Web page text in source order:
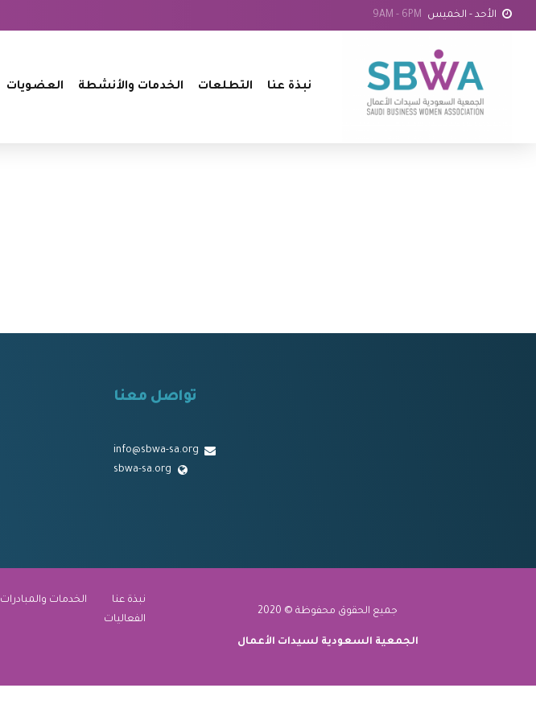
الأحد - الخميس 9AM - 6PM
نبذة عنا التطلعات الخدمات والأنشطة العضويات
تواصل معنا
info@sbwa-sa.org
sbwa-sa.org
جميع الحقوق محفوظة © 2020
الجمعية السعودية لسيدات الأعمال
نبذة عنا الخدمات والمبادرات
الفعاليات